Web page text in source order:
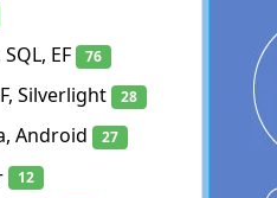
SQL, EF 76
Silverlight 28
Android 27
12